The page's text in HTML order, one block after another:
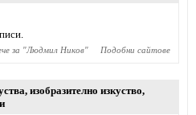
за "Людмил Ников" Подобни сайтове
, изобразително изкуство,